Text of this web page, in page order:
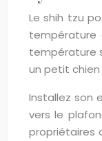
Le shih tzu
température
température
un petit
Installez son
vers le
propriétaires